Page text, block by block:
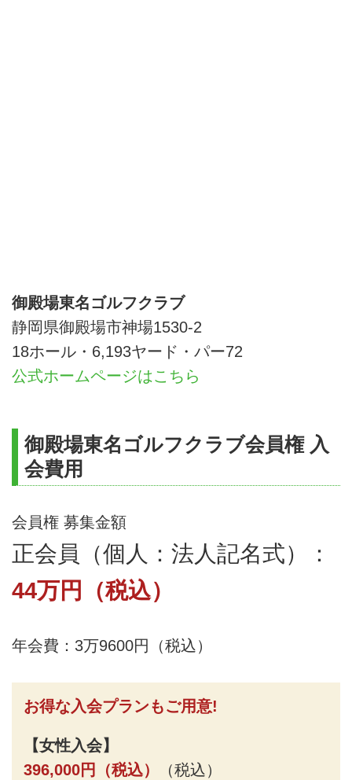
御殿場東名ゴルフクラブ
静岡県御殿場市神場1530-2
18ホール・6,193ヤード・パー72
公式ホームページはこちら
御殿場東名ゴルフクラブ会員権 入
会費用
会員権 募集金額
正会員（個人：法人記名式）：
44万円（税込）
年会費：3万9600円（税込）
お得な入会プランもご用意!
【女性入会】
396,000円（税込）
（税込）